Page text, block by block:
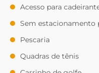
Acesso para
Sem estacionamento
Pescaria
Quadras de tênis